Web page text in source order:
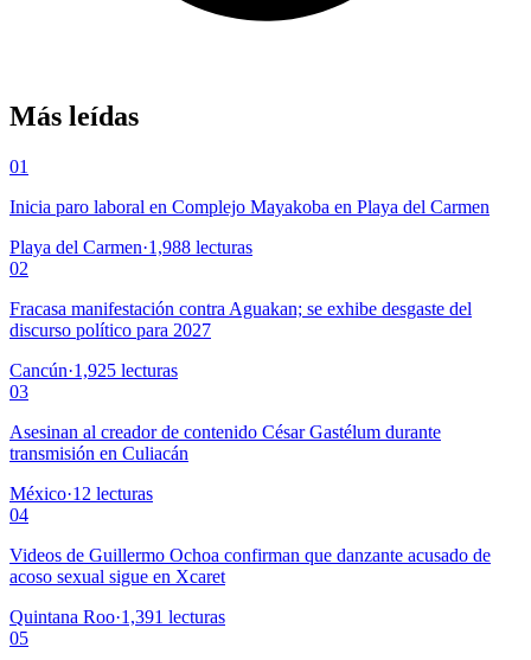
Más leídas
01
Inicia paro laboral en Complejo Mayakoba en Playa del Carmen
Playa del Carmen·1,988 lecturas
02
Fracasa manifestación contra Aguakan; se exhibe desgaste del
discurso político para 2027
Cancún·1,925 lecturas
03
Asesinan al creador de contenido César Gastélum durante
transmisión en Culiacán
México·12 lecturas
04
Videos de Guillermo Ochoa confirman que danzante acusado de
acoso sexual sigue en Xcaret
Quintana Roo·1,391 lecturas
05